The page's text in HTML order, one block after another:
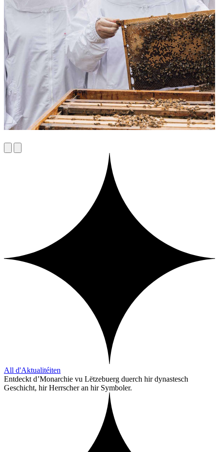
All d'Aktualitéiten
Entdeckt d’Monarchie vu Lëtzebuerg duerch hir dynastesch
Geschicht, hir Herrscher an hir Symboler.